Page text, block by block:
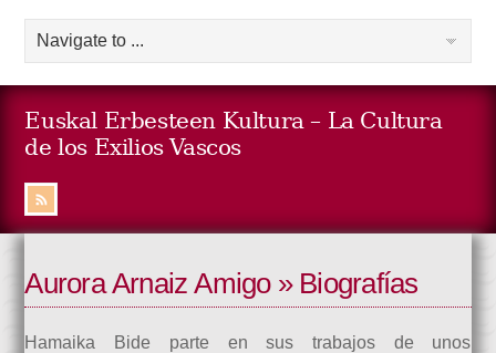
Euskal Erbesteen Kultura – La Cultura
de los Exilios Vascos
Aurora Arnaiz Amigo » Biografías
Hamaika Bide parte en sus trabajos de unos